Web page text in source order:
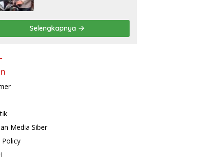
Polrestabes Surabaya
Selengkapnya
Media Siber
Policy